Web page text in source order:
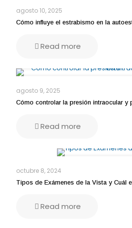
agosto 10, 2025
Cómo influye el estrabismo en la
Read more
agosto 9, 2025
Cómo controlar la presión intraocular y
Read more
octubre 8, 2024
Tipos de Exámenes de la Vista y Cuál
Read more